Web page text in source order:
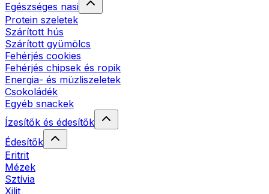
Egészséges nasi
Protein szeletek
Szárított hús
Szárított gyümölcs
Fehérjés cookies
Fehérjés chipsek és ropik
Energia- és müzliszeletek
Csokoládék
Egyéb snackek
Ízesítők és édesítők
Édesítők
Eritrit
Mézek
Sztívia
Xilit